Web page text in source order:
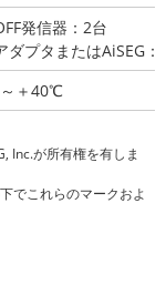
発信器：2台
ダプタまたはAiSEG
＋40℃
Inc.が所有権を有しま
でこれらのマークおよ